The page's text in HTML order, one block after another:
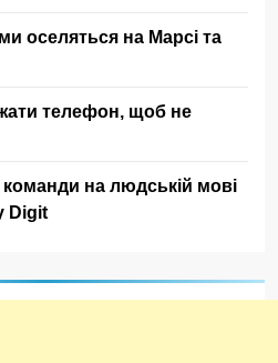
оселяться на Марсі та
телефон, щоб не
на людській мові
Digit